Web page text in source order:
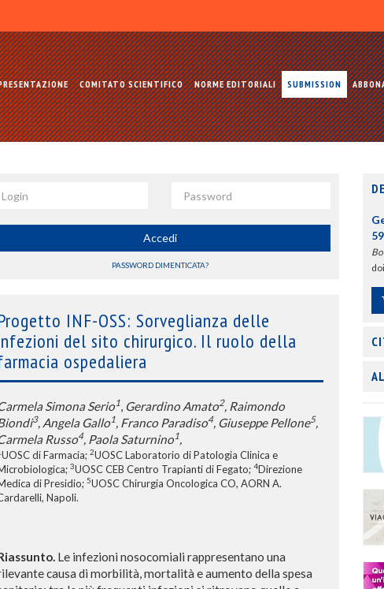
COMITATO SCIENTIFICO NORME EDITORIALI SUBMISSION
Accedi
PASSWORD DIMENTICATA?
INF-OSS: Sorveglianza delle
del sito chirurgico. Il ruolo della
ospedaliera
Simona Serio1, Gerardino Amato2, Raimondo
3, Angela Gallo1, Franco Paradiso4, Giuseppe Pellone5,
Russo4, Paola Saturnino1,
UOSC di Farmacia; 2UOSC Laboratorio di Patologia Clinica e
3UOSC CEB Centro Trapianti di Fegato; 4Direzione
di Presidio; 5UOSC Chirurgia Oncologica CO, AORN A.
Napoli.
. Le infezioni nosocomiali rappresentano una
causa di morbilità, mortalità e aumento della spesa
doi